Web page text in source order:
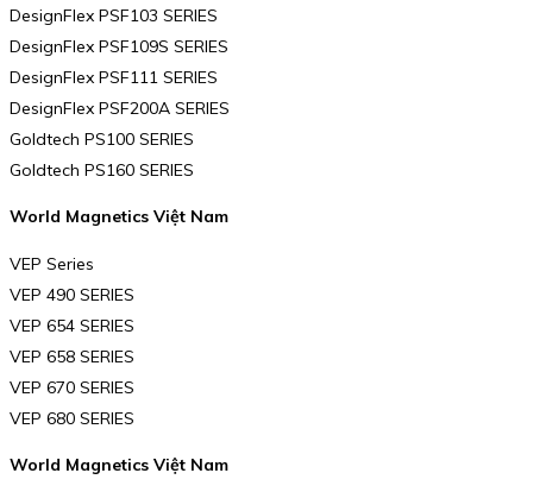
DesignFlex PSF103 SERIES
DesignFlex PSF109S SERIES
DesignFlex PSF111 SERIES
DesignFlex PSF200A SERIES
Goldtech PS100 SERIES
Goldtech PS160 SERIES
World Magnetics Việt Nam
VEP Series
VEP 490 SERIES
VEP 654 SERIES
VEP 658 SERIES
VEP 670 SERIES
VEP 680 SERIES
World Magnetics Việt Nam